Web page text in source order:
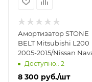
Амортизатор STONE
BELT Mitsubishi L200
2005-2015/Nissan
D22 (NP300) задний,
лифт 40мм 4165S
Доступно.: 2
8 300 руб./шт